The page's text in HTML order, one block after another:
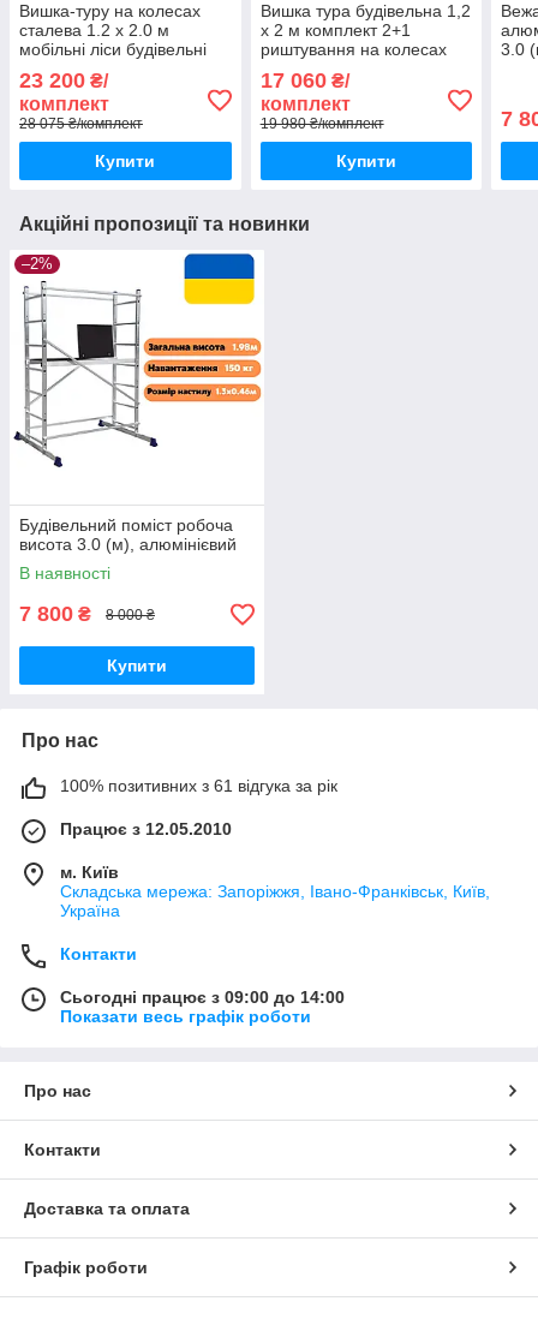
Вишка-туру на колесах
сталева 1.2 х 2.0 м
мобільні ліси будівельні
23 200 ₴/
комплект
28 075 ₴/комплект
Купити
Вишка тура будівельна 1,2
х 2 м комплект 2+1
риштування на колесах
17 060₴/
комплект
19 980 ₴/комплект
Купити
3.0
7
Акційні пропозиції та новинки
–2%
Будівельний поміст робоча
висота 3.0 (м), алюмінієвий
В наявності
7 800 ₴ 8 000 ₴
Купити
Про нас
100% позитивних з 61 відгука за рік
Працює з 12.05.2010
м. Київ
Складська мережа: Запоріжжя, Івано-Франківськ, Київ,
Україна
Контакти
Сьогодні працює з 09:00 до 14:00
Показати весь графік роботи
Про нас
Контакти
Доставка та оплата
Графік роботи